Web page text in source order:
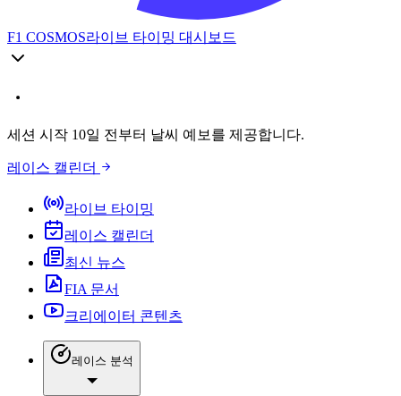
F1 COSMOS라이브 타이밍 대시보드
세션 시작 10일 전부터 날씨 예보를 제공합니다.
레이스 캘린더
라이브 타이밍
레이스 캘린더
최신 뉴스
FIA 문서
크리에이터 콘텐츠
레이스 분석